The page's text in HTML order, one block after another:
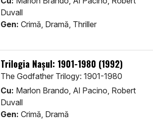
Duvall
Gen: Crimă, Dramă, Thriller
Trilogia Nașul: 1901-1980 (1992)
The Godfather Trilogy: 1901-1980
Cu: Marlon Brando, Al Pacino, Robert
Duvall
Gen: Crimă, Dramă